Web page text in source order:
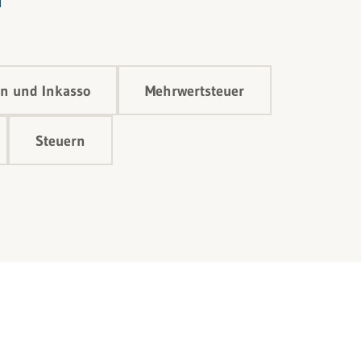
und Inkasso Mehrwertsteuer
Steuern